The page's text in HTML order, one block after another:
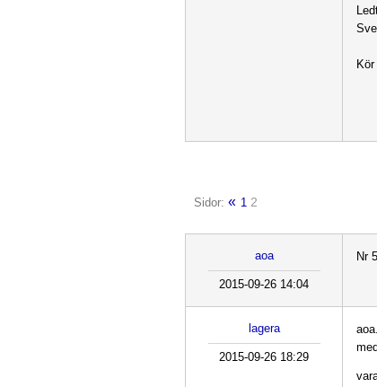
Sidor:« 1 2
aoa
2015-09-26 14:04
Nr
lagera
2015-09-26 18:29